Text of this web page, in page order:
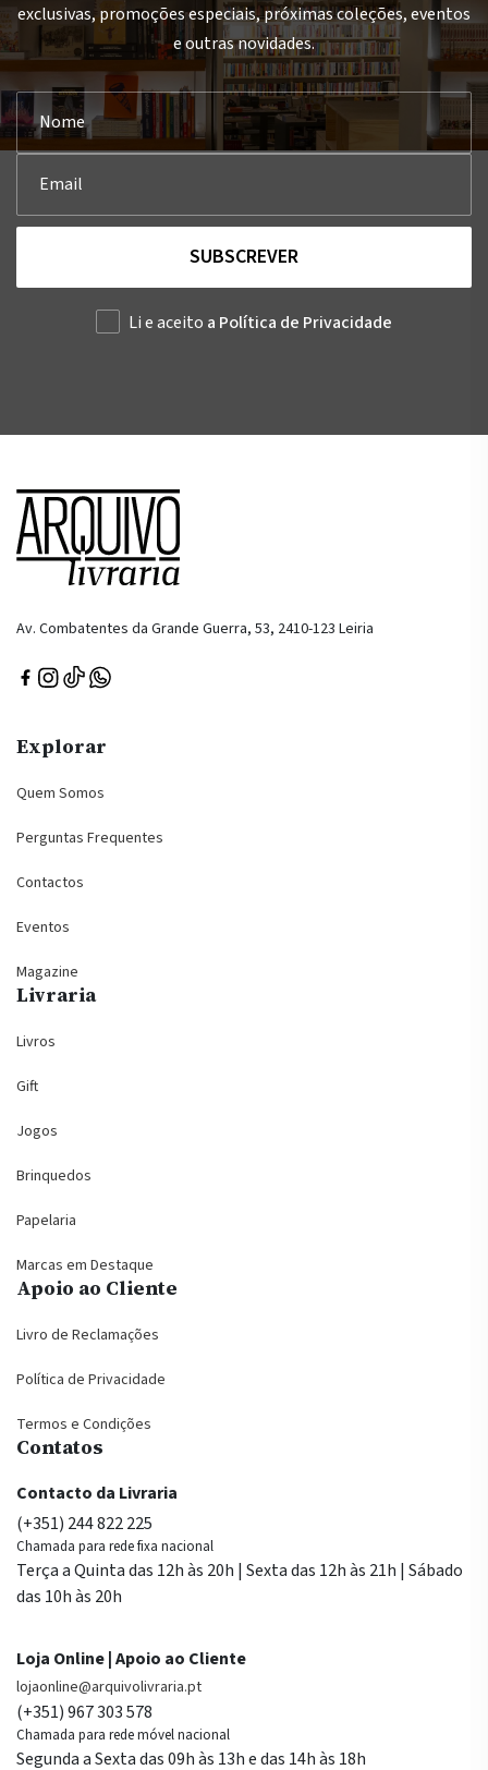
exclusivas, promoções especiais, próximas coleções, eventos
e outras novidades.
SUBSCREVER
Li e aceito a Política de Privacidade
Av. Combatentes da Grande Guerra, 53, 2410-123 Leiria
Explorar
Quem Somos
Perguntas Frequentes
Contactos
Eventos
Magazine
Livraria
Livros
Gift
Jogos
Brinquedos
Papelaria
Marcas em Destaque
Apoio ao Cliente
Livro de Reclamações
Política de Privacidade
Termos e Condições
Contatos
Contacto da Livraria
(+351) 244 822 225
Chamada para rede fixa nacional
Terça a Quinta das 12h às 20h | Sexta das 12h às 21h | Sábado
das 10h às 20h
Loja Online | Apoio ao Cliente
lojaonline@arquivolivraria.pt
(+351) 967 303 578
Chamada para rede móvel nacional
Segunda a Sexta das 09h às 13h e das 14h às 18h